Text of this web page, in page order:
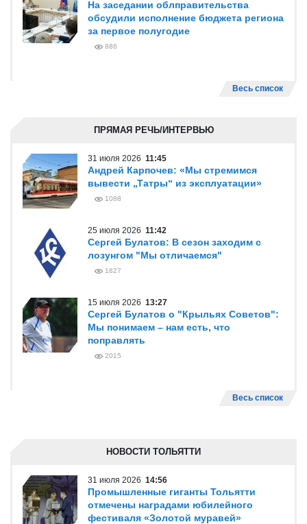
На заседании облправительства
обсудили исполнение бюджета региона
за первое полугодие
886
Весь список
ПРЯМАЯ РЕЧЬ/ИНТЕРВЬЮ
31 июля 2026 11:45
Андрей Карпочев: «Мы стремимся
вывести „Татры“ из эксплуатации»
1088
25 июля 2026 11:42
Сергей Булатов: В сезон заходим с
лозунгом "Мы отличаемся"
1827
15 июля 2026 13:27
Сергей Булатов о "Крыльях Советов":
Мы понимаем – нам есть, что
поправлять
2015
Весь список
НОВОСТИ ТОЛЬЯТТИ
31 июля 2026 14:56
Промышленные гиганты Тольятти
отмечены наградами юбилейного
фестиваля «Золотой муравей»